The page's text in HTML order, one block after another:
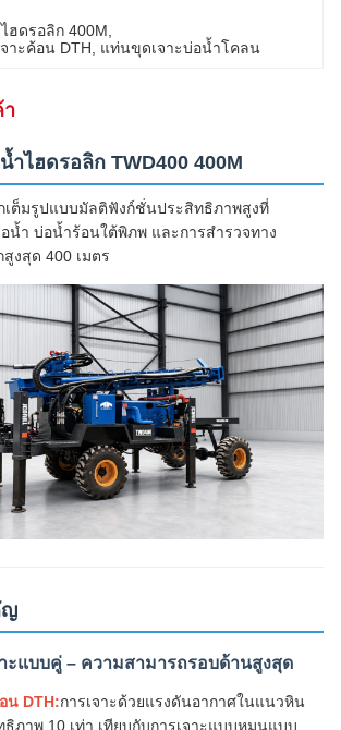
ฮดรอลิก 400M
าะค้อน DTH
แท่นขุดเจาะบ่อน้ำโคลน
ำไฮดรอลิก TWD400 400M
กเต็มรูปแบบมัลติฟังก์ชั่นประสิทธิภาพสูงที่
น้ำ บ่อน้ำร้อนใต้พิภพ และการสำรวจทาง
งสุด 400 เมตร
ญ
ะแบบคู่ – ความสามารถรอบด้านสูงสุด
น DTH:การเจาะด้วยแรงดันอากาศในแนวหิน
ธิภาพ 10 เท่า เทียบกับการเจาะแบบหมุนแบบ